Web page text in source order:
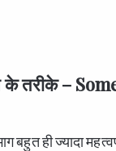
तरीके –
बहुत ही ज्यादा